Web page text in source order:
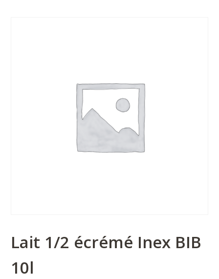
Lait 1/2 écrémé Inex BIB
10l